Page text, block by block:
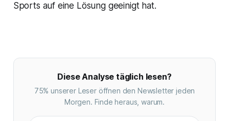
Sports auf eine Lösung geeinigt hat.
Diese Analyse täglich lesen?
75% unserer Leser öffnen den Newsletter jeden
Morgen. Finde heraus, warum.